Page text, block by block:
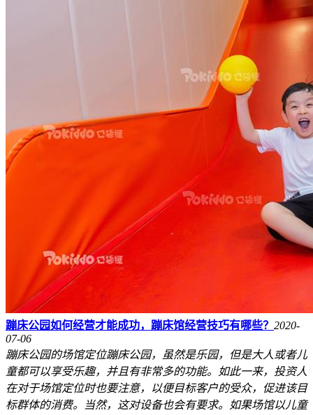
蹦床公园如何经营才能成功，蹦床馆经营技巧有哪些？ 2020-
07-06
蹦床公园的场馆定位蹦床公园，虽然是乐园，但是大人或者儿
童都可以享受乐趣，并且有非常多的功能。如此一来，投资人
在对于场馆定位时也要注意，以便目标客户的受众，促进该目
标群体的消费。当然，这对设备也会有要求。如果场馆以儿童